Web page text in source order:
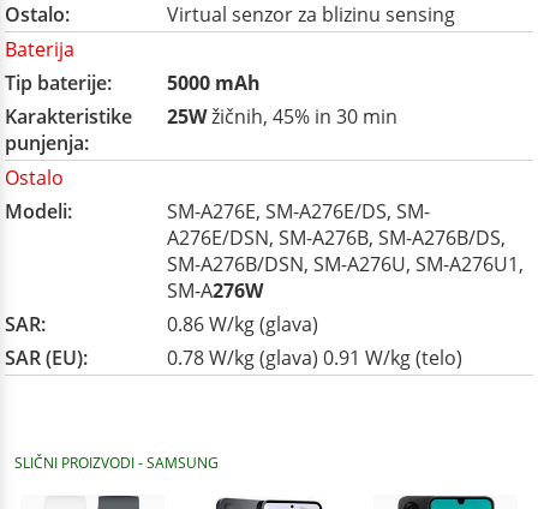
Ostalo:
Virtual senzor za blizinu sensing
Baterija
Tip baterije:
5000 mAh
Karakteristike
punjenja:
25Wžičnih, 45% in 30 min
Ostalo
Modeli:
SM-A276E, SM-A276E/DS, SM-
A276E/DSN, SM-A276B, SM-A276B/DS,
SM-A276B/DSN, SM-A276U, SM-A276U1,
SM-A276W
SAR:
0.86 W/kg (glava)
SAR (EU):
0.78 W/kg (glava) 0.91 W/kg (telo)
SLIČNI PROIZVODI - SAMSUNG